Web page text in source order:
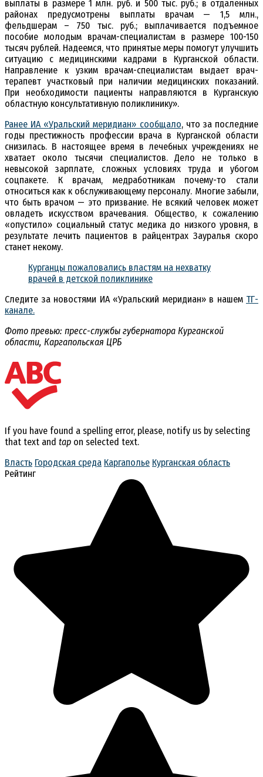
выплаты в размере 1 млн. руб. и 500 тыс. руб.; в отдаленных
районах предусмотрены выплаты врачам — 1,5 млн.,
фельдшерам – 750 тыс. руб.; выплачивается подъемное
пособие молодым врачам-специалистам в размере 100-150
тысяч рублей. Надеемся, что принятые меры помогут улучшить
ситуацию с медицинскими кадрами в Курганской области.
Направление к узким врачам-специалистам выдает врач-
терапевт участковый при наличии медицинских показаний.
При необходимости пациенты направляются в Курганскую
областную консультативную поликлинику».
Ранее ИА «Уральский меридиан» сообщало, что за последние
годы престижность профессии врача в Курганской области
снизилась. В настоящее время в лечебных учреждениях не
хватает около тысячи специалистов. Дело не только в
невысокой зарплате, сложных условиях труда и убогом
соцпакете. К врачам, медработникам почему-то стали
относиться как к обслуживающему персоналу. Многие забыли,
что быть врачом — это призвание. Не всякий человек может
овладеть искусством врачевания. Общество, к сожалению
«опустило» социальный статус медика до низкого уровня, в
результате лечить пациентов в райцентрах Зауралья скоро
станет некому.
Курганцы пожаловались властям на нехватку
врачей в детской поликлинике
Следите за новостями ИА «Уральский меридиан» в нашем ТГ-
канале.
Фото превью: пресс-службы губернатора Курганской
области, Каргапольская ЦРБ
If you have found a spelling error, please, notify us by selecting
that text and tap on selected text.
Власть Городская среда Каргаполье Курганская область
Рейтинг